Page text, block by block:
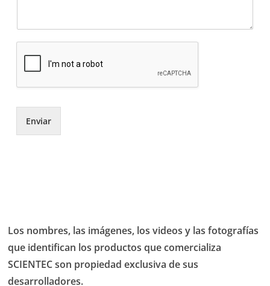
Enviar
Los nombres, las imágenes, los videos y las fotografías
que identifican los productos que comercializa
SCIENTEC son propiedad exclusiva de sus
desarrolladores.